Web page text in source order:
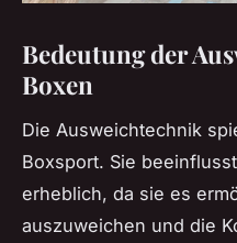
Bedeutung der
Boxen
Die Ausweichtechnik
Boxsport. Sie
erheblich, da sie es
auszuweichen und die